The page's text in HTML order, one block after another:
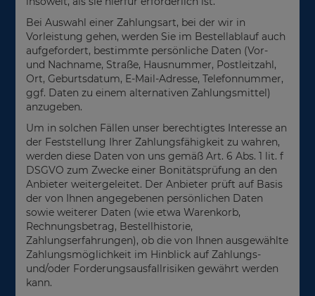
Bei Auswahl einer Zahlungsart, bei der wir in
Vorleistung gehen, werden Sie im Bestellablauf auch
aufgefordert, bestimmte persönliche Daten (Vor-
und Nachname, Straße, Hausnummer, Postleitzahl,
Ort, Geburtsdatum, E-Mail-Adresse, Telefonnummer,
ggf. Daten zu einem alternativen Zahlungsmittel)
anzugeben.
Um in solchen Fällen unser berechtigtes Interesse an
der Feststellung Ihrer Zahlungsfähigkeit zu wahren,
werden diese Daten von uns gemäß Art. 6 Abs. 1 lit. f
DSGVO zum Zwecke einer Bonitätsprüfung an den
Anbieter weitergeleitet. Der Anbieter prüft auf Basis
der von Ihnen angegebenen persönlichen Daten
sowie weiterer Daten (wie etwa Warenkorb,
Rechnungsbetrag, Bestellhistorie,
Zahlungserfahrungen), ob die von Ihnen ausgewählte
Zahlungsmöglichkeit im Hinblick auf Zahlungs-
und/oder Forderungsausfallrisiken gewährt werden
kann.